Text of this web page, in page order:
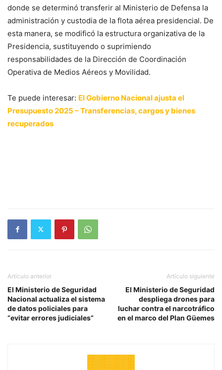
donde se determinó transferir al Ministerio de Defensa la
administración y custodia de la flota aérea presidencial. De
esta manera, se modificó la estructura organizativa de la
Presidencia, sustituyendo o suprimiendo
responsabilidades de la Dirección de Coordinación
Operativa de Medios Aéreos y Movilidad.
Te puede interesar: El Gobierno Nacional ajusta el
Presupuesto 2025 – Transferencias, cargos y bienes
recuperados
Artículo anterior
El Ministerio de Seguridad
Nacional actualiza el sistema
de datos policiales para
“evitar errores judiciales”
Artículo siguiente
El Ministerio de Seguridad
despliega drones para
luchar contra el narcotráfico
en el marco del Plan Güemes